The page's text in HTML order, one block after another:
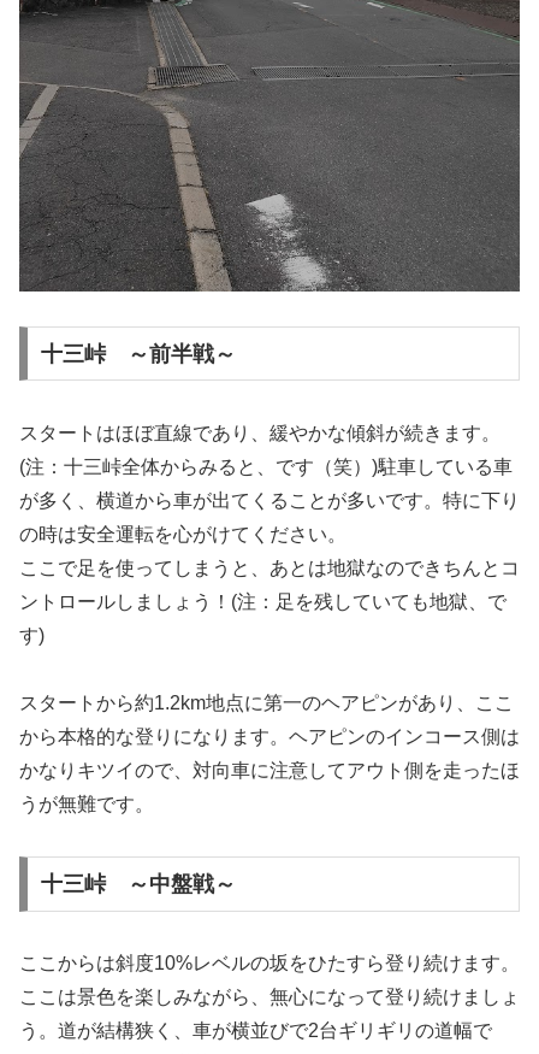
十三峠 ～前半戦～
スタートはほぼ直線であり、緩やかな傾斜が続きます。
(注：十三峠全体からみると、です（笑）)駐車している車
が多く、横道から車が出てくることが多いです。特に下り
の時は安全運転を心がけてください。
ここで足を使ってしまうと、あとは地獄なのできちんとコ
ントロールしましょう！(注：足を残していても地獄、で
す)
スタートから約1.2km地点に第一のヘアピンがあり、ここ
から本格的な登りになります。ヘアピンのインコース側は
かなりキツイので、対向車に注意してアウト側を走ったほ
うが無難です。
十三峠 ～中盤戦～
ここからは斜度10%レベルの坂をひたすら登り続けます。
ここは景色を楽しみながら、無心になって登り続けましょ
う。道が結構狭く、車が横並びで2台ギリギリの道幅で